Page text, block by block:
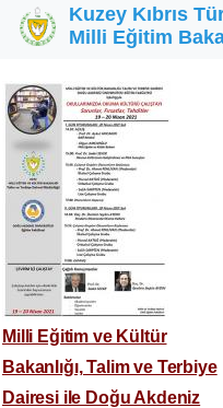
Ana içeriğe atla
Kuzey Kıbrıs
Milli Eğitim
Milli Eğitim ve Kültür
Bakanlığı, Talim ve Terbiye
Dairesi ile Doğu Akdeniz